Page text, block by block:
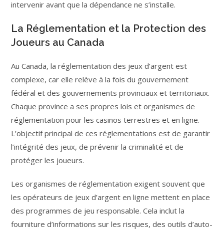
intervenir avant que la dépendance ne s’installe.
La Réglementation et la Protection des
Joueurs au Canada
Au Canada, la réglementation des jeux d’argent est
complexe, car elle relève à la fois du gouvernement
fédéral et des gouvernements provinciaux et territoriaux.
Chaque province a ses propres lois et organismes de
réglementation pour les casinos terrestres et en ligne.
L’objectif principal de ces réglementations est de garantir
l’intégrité des jeux, de prévenir la criminalité et de
protéger les joueurs.
Les organismes de réglementation exigent souvent que
les opérateurs de jeux d’argent en ligne mettent en place
des programmes de jeu responsable. Cela inclut la
fourniture d’informations sur les risques, des outils d’auto-